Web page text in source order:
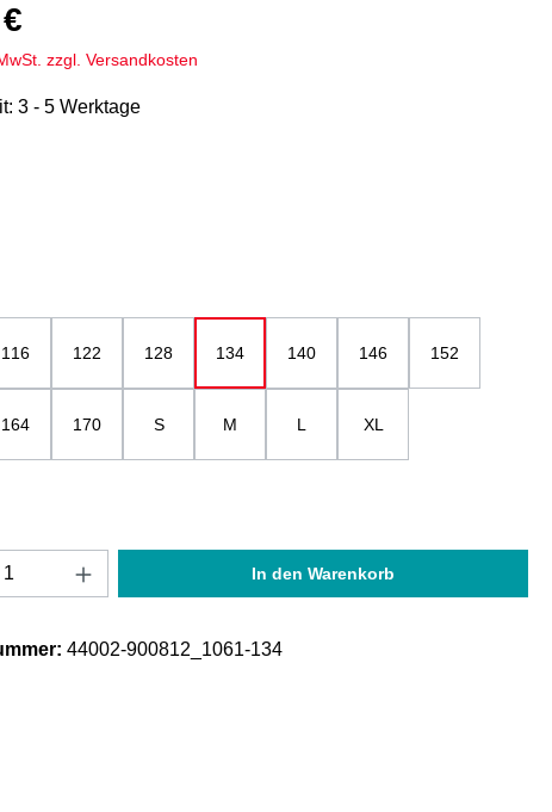
zzgl. Versandkosten
3 - 5 Werktage
116 122 128 134 140 146 152
164 170 S M L XL
Anzahl: Gib den gewünschten Wert ein
In den Warenkorb
44002-900812_1061-134